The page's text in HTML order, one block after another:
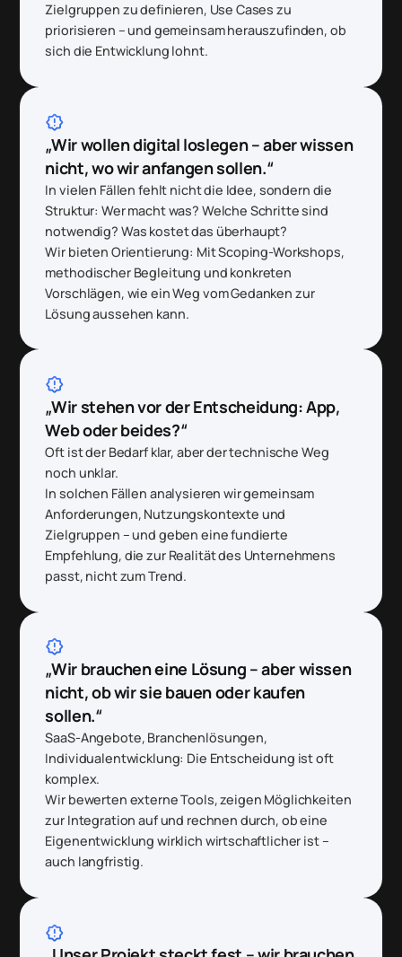
Zielgruppen zu definieren, Use Cases zu
priorisieren – und gemeinsam herauszufinden, ob
sich die Entwicklung lohnt.
brightness_alert
„Wir wollen digital loslegen – aber wissen
nicht, wo wir anfangen sollen.“
In vielen Fällen fehlt nicht die Idee, sondern die
Struktur: Wer macht was? Welche Schritte sind
notwendig? Was kostet das überhaupt?
Wir bieten Orientierung: Mit Scoping-Workshops,
methodischer Begleitung und konkreten
Vorschlägen, wie ein Weg vom Gedanken zur
Lösung aussehen kann.
brightness_alert
„Wir stehen vor der Entscheidung: App,
Web oder beides?“
Oft ist der Bedarf klar, aber der technische Weg
noch unklar.
In solchen Fällen analysieren wir gemeinsam
Anforderungen, Nutzungskontexte und
Zielgruppen – und geben eine fundierte
Empfehlung, die zur Realität des Unternehmens
passt, nicht zum Trend.
brightness_alert
„Wir brauchen eine Lösung – aber wissen
nicht, ob wir sie bauen oder kaufen
sollen.“
SaaS-Angebote, Branchenlösungen,
Individualentwicklung: Die Entscheidung ist oft
komplex.
Wir bewerten externe Tools, zeigen Möglichkeiten
zur Integration auf und rechnen durch, ob eine
Eigenentwicklung wirklich wirtschaftlicher ist –
auch langfristig.
brightness_alert